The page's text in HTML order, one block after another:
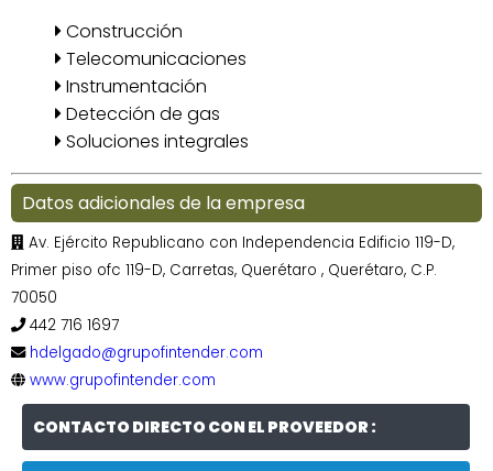
Construcción
Telecomunicaciones
Instrumentación
Detección de gas
Soluciones integrales
Datos adicionales de la empresa
Av. Ejército Republicano con Independencia Edificio 119-D,
Primer piso ofc 119-D, Carretas, Querétaro , Querétaro, C.P.
70050
442 716 1697
hdelgado@grupofintender.com
www.grupofintender.com
CONTACTO DIRECTO CON EL PROVEEDOR :